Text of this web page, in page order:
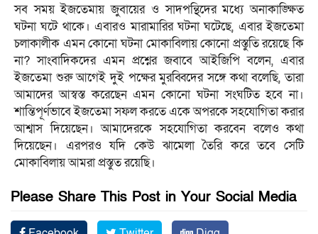
সব সময় ইজতেমায় জুবায়ের ও সাদপন্থিদের মধ্যে অনাকাঙ্ক্ষিত
ঘটনা ঘটে থাকে। এবারও মারামারির ঘটনা ঘটেছে, এবার ইজতেমা
চলাকালীক এমন কোনো ঘটনা মোকাবিলায় কোনো প্রস্তুতি রয়েছে কি
না? সাংবাদিকদের এমন প্রশ্নের জবাবে আইজিপি বলেন, এবার
ইজতেমা শুরু আগেই দুই পক্ষের মুরব্বিদের সঙ্গে কথা বলেছি, তারা
আমাদের আস্বস্ত করেছেন এমন কোনো ঘটনা সংঘটিত হবে না।
শান্তিপূর্ণভাবে ইজতেমা সফল করতে একে অপরকে সহযোগিতা করার
আশ্বাস দিয়েছেন। আমাদেরকে সহযোগিতা করবেন বলেও কথা
দিয়েছেন। এরপরও যদি কেউ ঝামেলা তৈরি করে তবে সেটি
মোকাবিলায় আমরা প্রস্তুত রয়েছি।
Please Share This Post in Your Social Media